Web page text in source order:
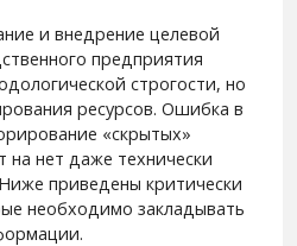
и внедрение целевой
предприятия
строгости, но
ресурсов. Ошибка в
«скрытых»
на нет даже технически
приведены критически
необходимо закладывать